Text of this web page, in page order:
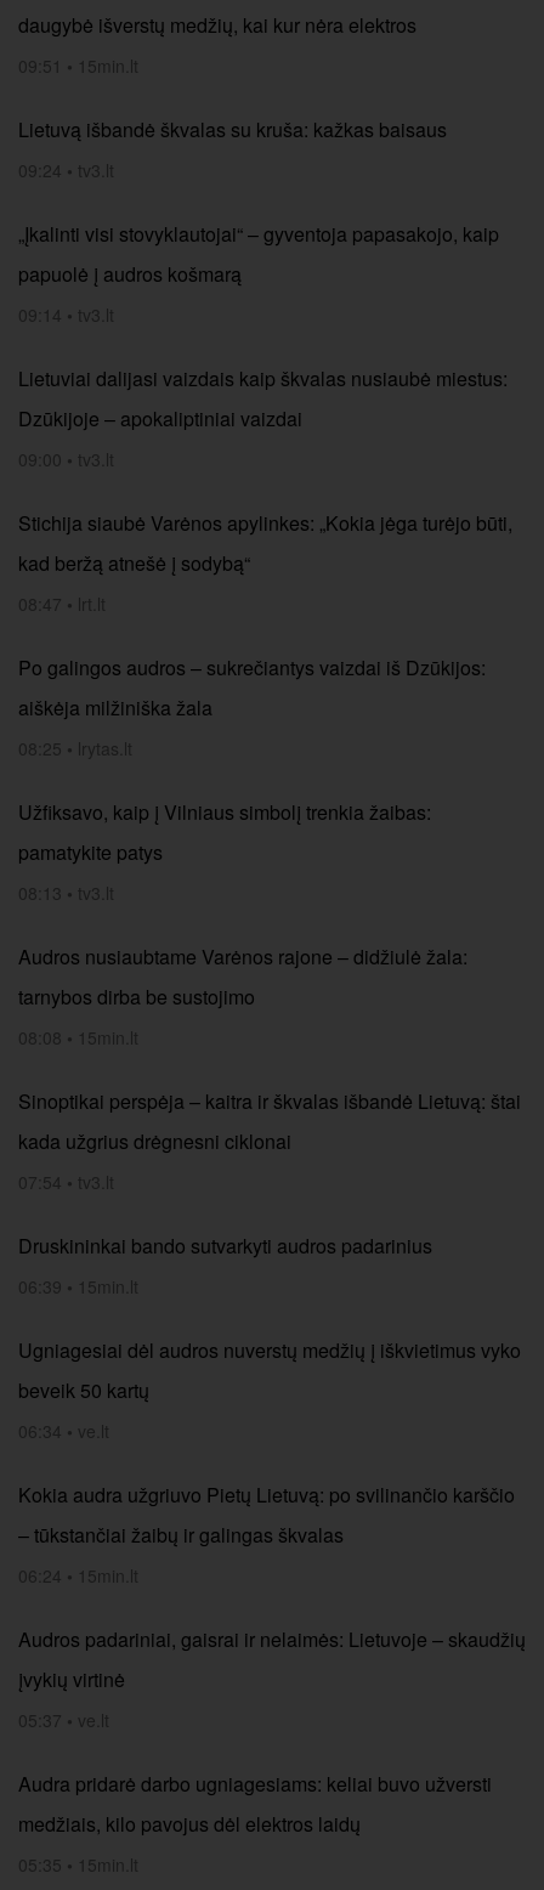
daugybė išverstų medžių, kai kur nėra elektros
09:51 • 15min.lt
Lietuvą išbandė škvalas su kruša: kažkas baisaus
09:24 • tv3.lt
„Įkalinti visi stovyklautojai“ – gyventoja papasakojo, kaip
papuolė į audros košmarą
09:14 • tv3.lt
Lietuviai dalijasi vaizdais kaip škvalas nusiaubė miestus:
Dzūkijoje – apokaliptiniai vaizdai
09:00 • tv3.lt
Stichija siaubė Varėnos apylinkes: „Kokia jėga turėjo būti,
kad beržą atnešė į sodybą“
08:47 • lrt.lt
Po galingos audros – sukrečiantys vaizdai iš Dzūkijos:
aiškėja milžiniška žala
08:25 • lrytas.lt
Užfiksavo, kaip į Vilniaus simbolį trenkia žaibas:
pamatykite patys
08:13 • tv3.lt
Audros nusiaubtame Varėnos rajone – didžiulė žala:
tarnybos dirba be sustojimo
08:08 • 15min.lt
Sinoptikai perspėja – kaitra ir škvalas išbandė Lietuvą: štai
kada užgrius drėgnesni ciklonai
07:54 • tv3.lt
Druskininkai bando sutvarkyti audros padarinius
06:39 • 15min.lt
Ugniagesiai dėl audros nuverstų medžių į iškvietimus vyko
beveik 50 kartų
06:34 • ve.lt
Kokia audra užgriuvo Pietų Lietuvą: po svilinančio karščio
– tūkstančiai žaibų ir galingas škvalas
06:24 • 15min.lt
Audros padariniai, gaisrai ir nelaimės: Lietuvoje – skaudžių
įvykių virtinė
05:37 • ve.lt
Audra pridarė darbo ugniagesiams: keliai buvo užversti
medžiais, kilo pavojus dėl elektros laidų
05:35 • 15min.lt